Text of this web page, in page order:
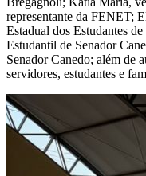
representante da FENET;
Estadual dos Estudantes
Estudantil de Senador
Senador Canedo; além de
servidores, estudantes e